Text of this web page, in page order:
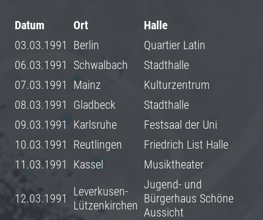
Datum Ort
Halle
03.03.1991
Berlin
Quartier Latin
06.03.1991
Schwalbach
Stadthalle
07.03.1991
Mainz
Kulturzentrum
08.03.1991
Gladbeck
Stadthalle
09.03.1991
Karlsruhe
Festsaal der Uni
10.03.1991
Reutlingen
Friedrich List Halle
11.03.1991
Kassel Musiktheater
12.03.1991
Leverkusen-
Lützenkirchen
Jugend- und
Bürgerhaus Schöne
Aussicht